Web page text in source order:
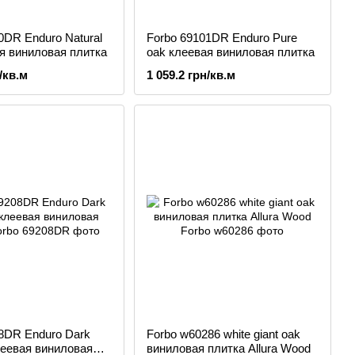
Enduro Natural
виниловая плитка
кв.м
Forbo 69101DR Enduro Pure
oak клеевая виниловая плитка
1 059.2 грн/кв.м
Enduro Dark
виниловая
Forbo w60286 white giant oak
виниловая плитка Allura Wood